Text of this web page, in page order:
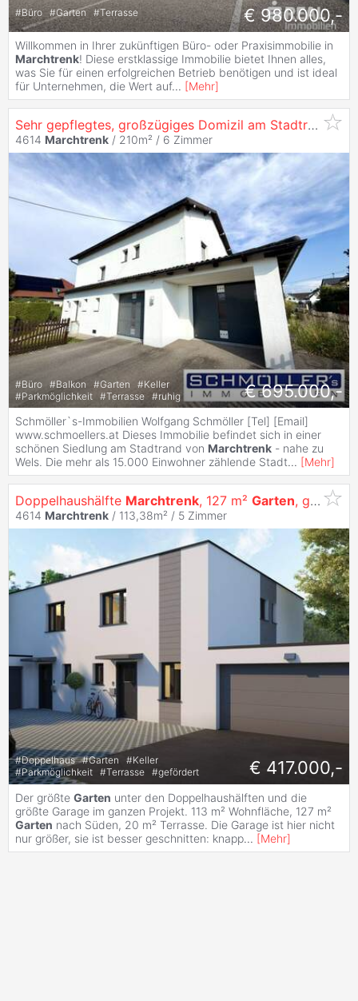
#Büro #Garten #Terrasse € 980.000,-
Willkommen in Ihrer zukünftigen Büro- oder Praxisimmobilie in
Marchtrenk! Diese erstklassige Immobilie bietet Ihnen alles,
was Sie für einen erfolgreichen Betrieb benötigen und ist ideal
für Unternehmen, die Wert auf... [Mehr]
Sehr gepflegtes, großzügiges Domizil am Stadtrand von
4614 Marchtrenk / 210m² / 6 Zimmer
#Büro #Balkon #Garten #Keller
#Parkmöglichkeit #Terrasse #ruhig € 695.000,-
Schmöller`s-Immobilien Wolfgang Schmöller [Tel] [Email]
www.schmoellers.at Dieses Immobilie befindet sich in einer
schönen Siedlung am Stadtrand von Marchtrenk - nahe zu
Wels. Die mehr als 15.000 Einwohner zählende Stadt... [Mehr]
Doppelhaushälfte Marchtrenk, 127 m² Garten, größte Garage (Top 5)
4614 Marchtrenk / 113,38m² / 5 Zimmer
#Doppelhaus #Garten #Keller
#Parkmöglichkeit #Terrasse #gefördert € 417.000,-
Der größte Garten unter den Doppelhaushälften und die
größte Garage im ganzen Projekt. 113 m² Wohnfläche, 127 m²
Garten nach Süden, 20 m² Terrasse. Die Garage ist hier nicht
nur größer, sie ist besser geschnitten: knapp... [Mehr]